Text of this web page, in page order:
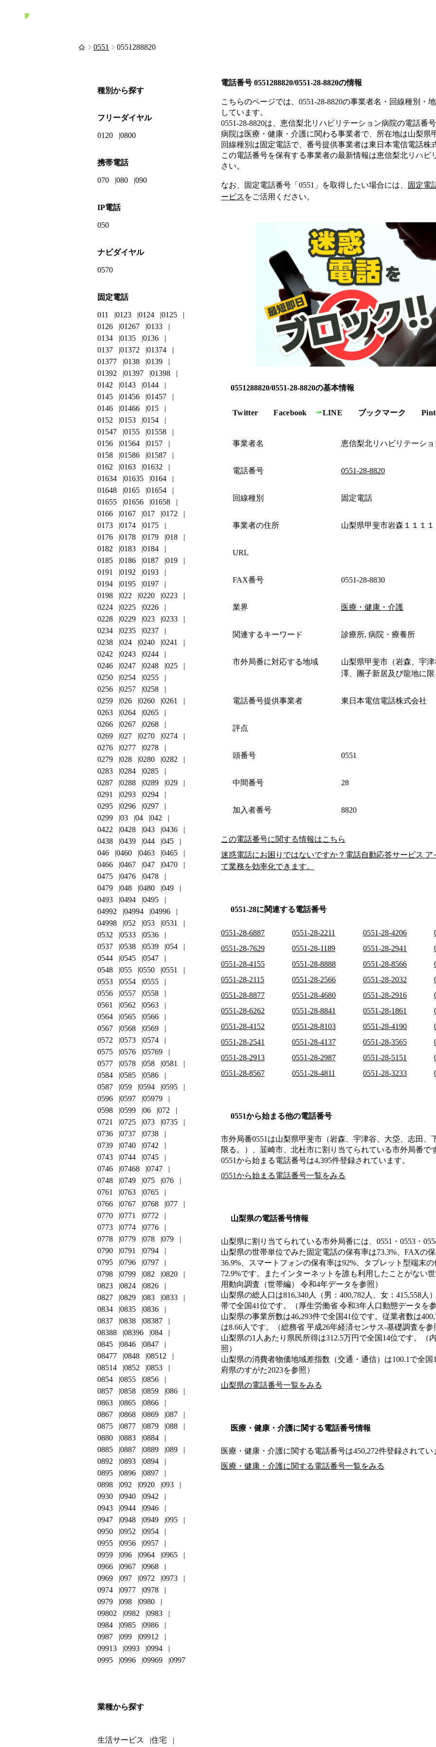
0551 0551288820
電話番号 0551288820/0551-28-8820の情報
こちらのページでは、 0551-28-8820の事業者名・回線種別・
しています。
0551-28-8820は、 恵信梨北リハビリテーション病院の電話番
病院は医療・健康・介護に関わる事業者で、所在地は山梨県
回線種別は固定電話で、番号提供事業者は東日本電信電話株
この電話番号を保有する事業者の最新情報は恵信梨北リハビ
さい。
なお、固定電話番号「 0551 」を取得したい場合には、
固定電
ービス をご活用ください。
0551288820/0551-28-8820の基本情報
Twitter Facebook LINE ブックマーク
事業者名 恵信梨北リハビリテーシ
電話番号 0551-28-8820
回線種別 固定電話
事業者の住所 山梨県甲斐市岩森１１１１
URL
FAX番号 0551-28-8830
業界 医療・健康・介護
関連するキーワード 診療所, 病院・療養所
市外局番に対応する地域
山梨県甲斐市（岩森、宇
澤、團子新居及び龍地に
電話番号提供事業者 東日本電信電話株式会社
評点
頭番号 0551
中間番号 28
加入者番号 8820
この電話番号に関する情報はこちら
迷惑電話にお困りではないですか？電話自動応答サービス
て業務を効率化できます。
0551-28に関連する電話番号
0551-28-6887 0551-28-2211 0551-28-4206
0551-28-7629
0551-28-1189 0551-28-2941
0551-28-4155
0551-28-8888 0551-28-8566
0551-28-2115
0551-28-2566 0551-28-2032
0551-28-8877
0551-28-4680 0551-28-2916
0551-28-6262
0551-28-8841 0551-28-1861
0551-28-4152
0551-28-8103 0551-28-4190
0551-28-2541
0551-28-4137 0551-28-3565
0551-28-2913
0551-28-2987 0551-28-5151
0551-28-8567
0551-28-4811 0551-28-3233
0551から始まる他の電話番号
市外局番0551 は山梨県甲斐市（岩森、宇津谷、大垈、志田、
限る。）、韮崎市、北杜市に割り当てられている市外局番で
0551から始まる電話番号は4,395件登録されています。
0551から始まる電話番号一覧をみる
山梨県の電話番号情報
山梨県に割り当てられている市外局番には、0551・0553・
山梨県の世帯単位でみた固定電話の保有率は73.3%、FAXの
36.9%、スマートフォンの保有率は92%、タブレット型端末
72.9%です。またインターネットを誰も利用したことがない
用動向調査（世帯編） 令和4年データを参照）
山梨県の総人口は816,340人（男：400,782人、女：415,558人
帯で全国41位です。（厚生労働省 令和3年人口動態データを
山梨県の事業所数は46,293件で全国41位です。従業者数は
は8.66人です。（総務省 平成26年経済センサス‐基礎調査を参
山梨県の1人あたり県民所得は312.5万円で全国14位です。（
照）
山梨県の消費者物価地域差指数（交通・通信）は100.1で全
府県のすがた2023を参照）
山梨県の電話番号一覧をみる
医療・健康・介護に関する電話番号情報
医療・健康・介護に関する電話番号は450,272件登録されてい
医療・健康・介護に関する電話番号一覧をみる
種別から探す
フリーダイヤル
0120 0800
携帯電話
070 080 090
IP電話
050
ナビダイヤル
0570
固定電話
011 0123 0124
0125
0126
01267
0133
0134
0135
0136
0137
01372
01374
01377
0138
0139
01392
01397
01398
0142
0143
0144
0145
01456
01457
0146
01466
015
0152
0153
0154
01547
0155
01558
0156
01564
0157
0158
01586
01587
0162
0163
01632
01634
01635
0164
01648
0165
01654
01655
01656
01658
0166
0167 017
0172
0173
0174
0175
0176
0178 0179
018
0182
0183
0184
0185
0186 0187
019
0191
0192
0193
0194
0195
0197
0198
022 0220
0223
0224
0225
0226
0228
0229 023
0233
0234
0235
0237
0238
024 0240
0241
0242
0243
0244
0246
0247 0248
025
0250
0254
0255
0256
0257
0258
0259
026 0260
0261
0263
0264
0265
0266
0267
0268
0269
027 0270
0274
0276
0277
0278
0279
028 0280
0282
0283
0284
0285
0287
0288 0289
029
0291
0293
0294
0295
0296
0297
0299
03 04
042
0422
0428 043
0436
0438
0439 044
045
046
0460 0463
0465
0466
0467 047
0470
0475
0476
0478
0479
048 0480
049
0493
0494
0495
04992
04994
04996
04998
052 053
0531
0532
0533
0536
0537
0538 0539
054
0544
0545
0547
0548
055 0550
0551
0553
0554
0555
0556
0557
0558
0561
0562
0563
0564
0565
0566
0567
0568
0569
0572
0573
0574
0575
0576
05769
0577
0578 058
0581
0584
0585
0586
0587
059 0594
0595
0596
0597
05979
0598
0599 06
072
0721
0725 073
0735
0736
0737
0738
0739
0740
0742
0743
0744
0745
0746
07468
0747
0748
0749 075
076
0761
0763
0765
0766
0767 0768
077
0770
0771
0772
0773
0774
0776
0778
0779 078
079
0790
0791
0794
0795
0796
0797
0798
0799 082
0820
0823
0824
0826
0827
0829 083
0833
0834
0835
0836
0837
0838
08387
08388
08396
084
0845
0846
0847
08477
0848
08512
08514
0852
0853
0854
0855
0856
0857
0858 0859
086
0863
0865
0866
0867
0868 0869
087
0875
0877 0879
088
0880
0883
0884
0885
0887 0889
089
0892
0893
0894
0895
0896
0897
0898
092 0920
093
0930
0940
0942
0943
0944
0946
0947
0948 0949
095
0950
0952
0954
0955
0956
0957
0959
096 0964
0965
0966
0967
0968
0969
097 0972
0973
0974
0977
0978
0979
098
0980
09802
0982
0983
0984
0985
0986
0987
099
09912
09913
0993
0994
0995
0996 09969 0997
業種から探す
生活サービス 住宅